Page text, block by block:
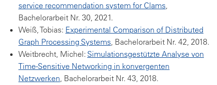
service recommendation system for Clams,
Bachelorarbeit Nr. 30, 2021.
Weiß, Tobias: Experimental Comparison of Distributed
Graph Processing Systems, Bachelorarbeit Nr. 42, 2018.
Weitbrecht, Michel: Simulationsgestützte Analyse von
Time-Sensitive Networking in konvergenten
Netzwerken, Bachelorarbeit Nr. 43, 2018.